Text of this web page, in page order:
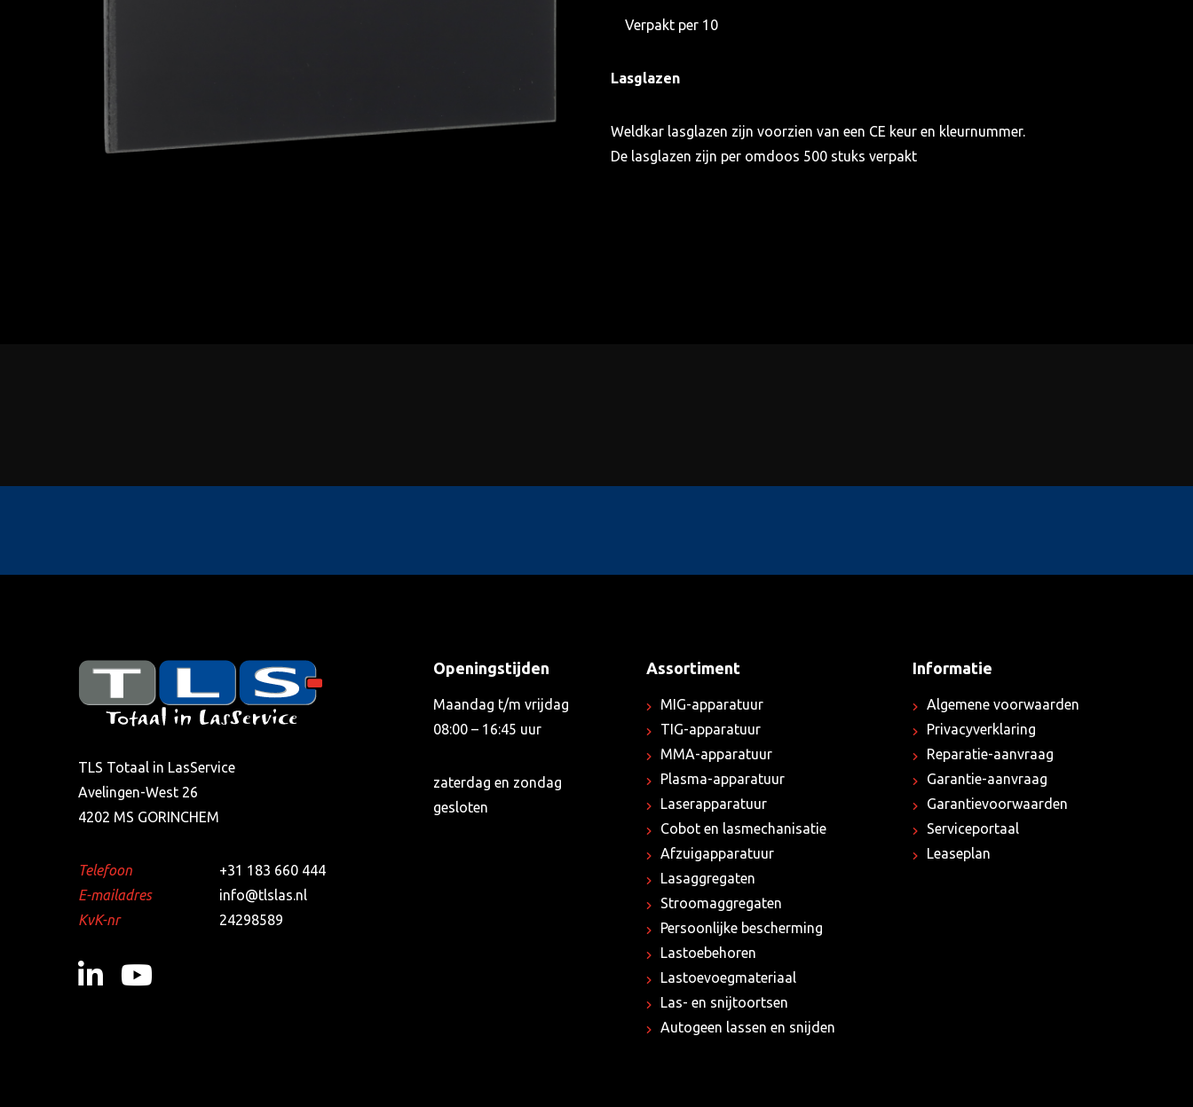
Verpakt per 10
Lasglazen
Weldkar lasglazen zijn voorzien van een CE keur en kleurnummer.
De lasglazen zijn per omdoos 500 stuks verpakt
TLS Totaal in LasService
Avelingen-West 26
4202 MS GORINCHEM
Telefoon
+31 183 660 444
E-mailadres
info@tlslas.nl
KvK-nr
24298589
Openingstijden
Maandag t/m vrijdag
08:00 – 16:45 uur
zaterdag en zondag
gesloten
Assortiment
MIG-apparatuur
TIG-apparatuur
MMA-apparatuur
Plasma-apparatuur
Laserapparatuur
Cobot en lasmechanisatie
Afzuigapparatuur
Lasaggregaten
Stroomaggregaten
Persoonlijke bescherming
Lastoebehoren
Lastoevoegmateriaal
Las- en snijtoortsen
Autogeen lassen en snijden
Informatie
Algemene voorwaarden
Privacyverklaring
Reparatie-aanvraag
Garantie-aanvraag
Garantievoorwaarden
Serviceportaal
Leaseplan